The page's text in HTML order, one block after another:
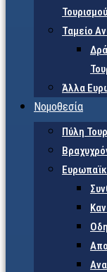
Τουρισμού
Ταμείο
Άλλα
Νομοθεσία
Πύλη